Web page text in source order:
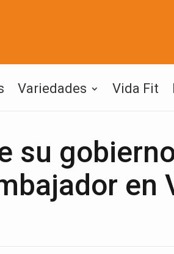
Variedades Vida Fit
su
en